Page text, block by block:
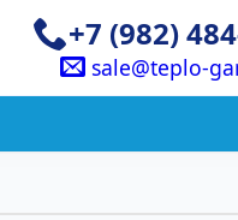
+7 (982)
sale@teplo-